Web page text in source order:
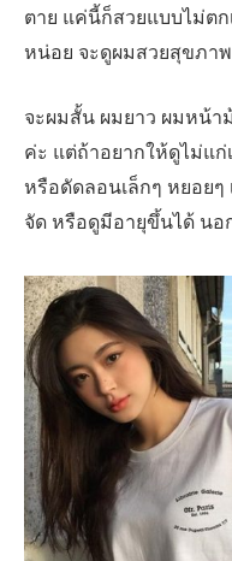
ตาย แค่นี้ก็สวยแบบไม่ตก
หน่อย จะดูผมสวยสุขภา
จะผมสั้น ผมยาว ผมหน้
ค่ะ แต่ถ้าอยากให้ดูไม่แก่
หรือดัดลอนเล็กๆ หยอยๆ
จัด หรือดูมีอายุขึ้นได้ น